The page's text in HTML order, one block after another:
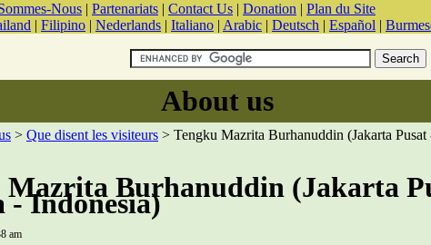
Nous | Partenariats | Contact Us | Donation | Plan du Site
| Filipino | Nederlands | Italiano | Arabic | Deutsch | Español |
About us
> Que disent les visiteurs > Tengku Mazrita Burhanuddin (Jakarta Pusat
Mazrita Burhanuddin (Jakarta
- Indonesia)
am